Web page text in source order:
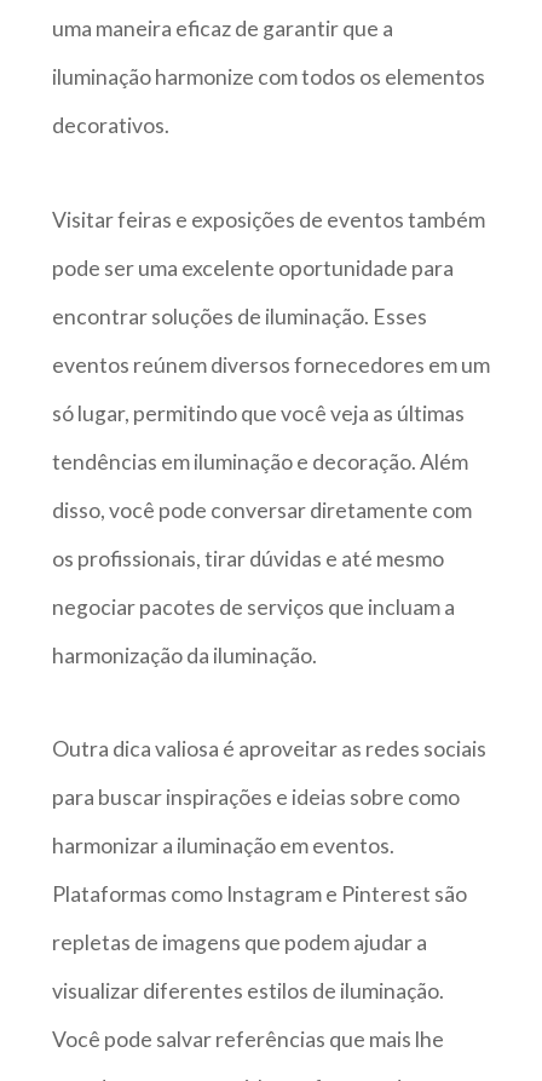
uma maneira eficaz de garantir que a
iluminação harmonize com todos os elementos
decorativos.
Visitar feiras e exposições de eventos também
pode ser uma excelente oportunidade para
encontrar soluções de iluminação. Esses
eventos reúnem diversos fornecedores em um
só lugar, permitindo que você veja as últimas
tendências em iluminação e decoração. Além
disso, você pode conversar diretamente com
os profissionais, tirar dúvidas e até mesmo
negociar pacotes de serviços que incluam a
harmonização da iluminação.
Outra dica valiosa é aproveitar as redes sociais
para buscar inspirações e ideias sobre como
harmonizar a iluminação em eventos.
Plataformas como Instagram e Pinterest são
repletas de imagens que podem ajudar a
visualizar diferentes estilos de iluminação.
Você pode salvar referências que mais lhe